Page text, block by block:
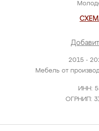
2015 -
Мебель от
ИНН:
ОГРНИП: